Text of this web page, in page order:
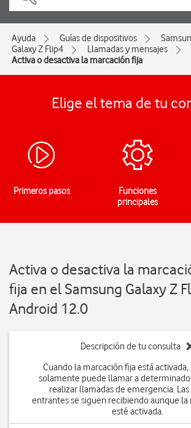
Ayuda Guías de dispositivos
Galaxy Z Flip4
Llamadas y mensajes
Activa o desactiva la marcación fija
Elige el tema de tu
Primeros pasos
Funciones
principales
Activa o desactiva la
fija en el Samsung Galaxy Z
Android 12.0
Descripción de tu consulta
Cuando la marcación fija está
solamente puede llamar a
realizar llamadas de emergencia.
entrantes se siguen recibiendo aunque la
esté activada.